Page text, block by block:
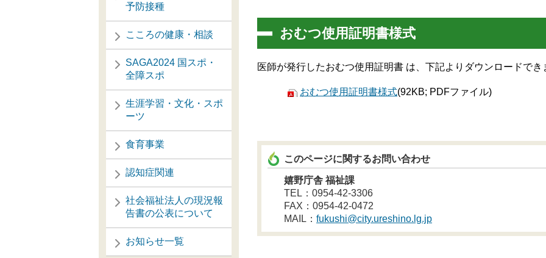
予防接種
こころの健康・相談
SAGA2024 国スポ・
全障スポ
生涯学習・文化・スポ
ーツ
食育事業
認知症関連
社会福祉法人の現況報
告書の公表について
お知らせ一覧
おむつ使用証明書様式
医師が発行したおむつ使用証明書 は、下記よりダウンロードでき
おむつ使用証明書様式(92KB; PDFファイル)
このページに関するお問い合わせ
嬉野庁舎 福祉課
TEL：0954-42-3306
FAX：0954-42-0472
MAIL： fukushi@city.ureshino.lg.jp